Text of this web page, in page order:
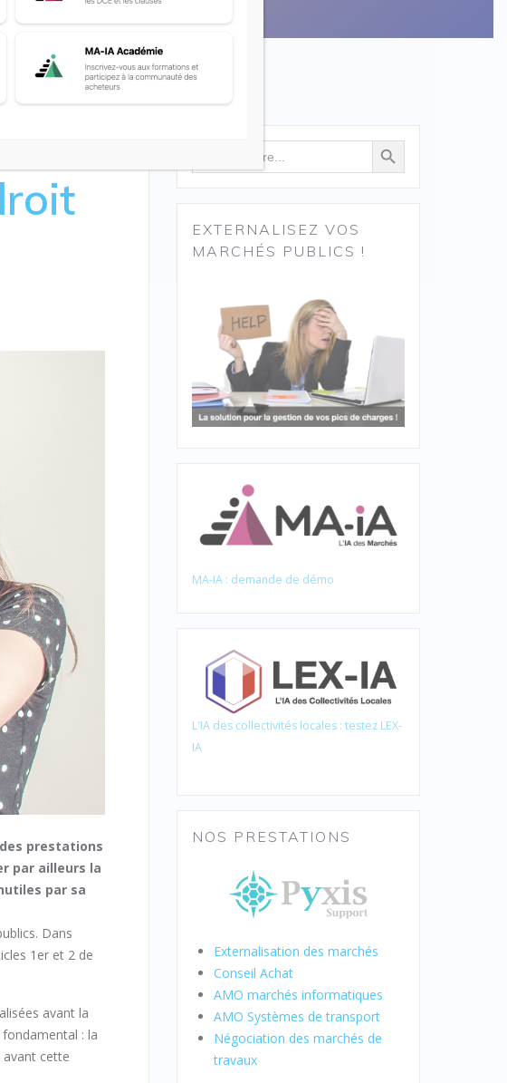
prestations
par ailleurs la
par sa
Dans
1er et 2 de
avant la
: la
cette
Search Button
EXTERNALISEZ VOS
MARCHÉS PUBLICS !
MA-IA : demande de démo
L'IA des collectivités locales : testez LEX-
IA
NOS PRESTATIONS
Externalisation des marchés
Conseil Achat
AMO marchés informatiques
AMO Systèmes de transport
Négociation des marchés de
travaux